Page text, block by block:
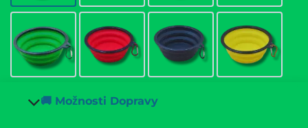
🚚 Možnosti Dopravy